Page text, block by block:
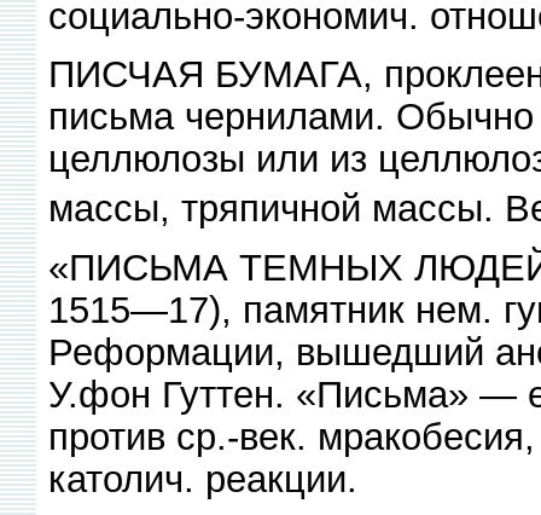
социально-экономич.
ПИСЧАЯ БУМАГА,
письма чернилами. Обычно
целлюлозы или из
массы, тряпичной массы.
«ПИСЬМА ТЕМНЫХ
1515—17), памятник нем.
Реформации, вышедший
У.фон Гуттен. «Письма» —
против ср.-век.
католич. реакции.